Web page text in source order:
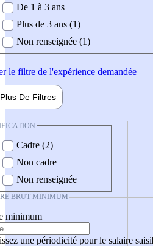
De 1 à 3 ans
Plus de 3 ans (1)
Non renseignée (1)
le filtre de l'expérience demandée
Plus De Filtres
Cadre (2)
Non cadre
Non renseignée
BRUT MINIMUM
minimum
une périodicité pour le salaire saisi